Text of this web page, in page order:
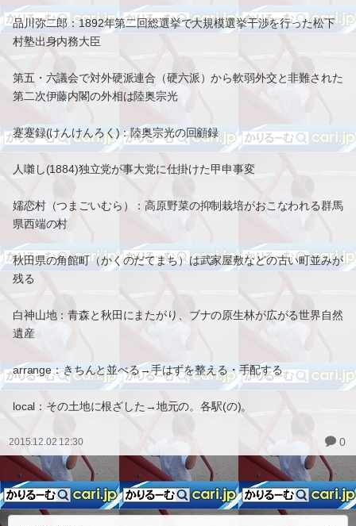
品川弥二郎：1892年第二回総選挙で大規模選挙干渉を行った松下
村塾出身内務大臣
第五・六議会で対外硬派連合（硬六派）から軟弱外交と非難された
第二次伊藤内閣の外相は陸奥宗光
蹇蹇録(けんけんろく)：陸奥宗光の回顧録
人囃し(1884)独立党が事大党に仕掛けた甲申事変
嬬恋村（つまごいむら）：高原野菜の抑制栽培がおこなわれる群馬
県西端の村
秋田県の角館町（かくのだてまち）は武家屋敷などの古い町並みが
残る
白神山地：青森と秋田にまたがり、ブナの原生林が広がる世界自然
遺産
arrange：きちんと並べる→手はずを整える・手配する
local：その土地に根ざした→地元の。各駅(の)。
2015.12.02 12:30 0